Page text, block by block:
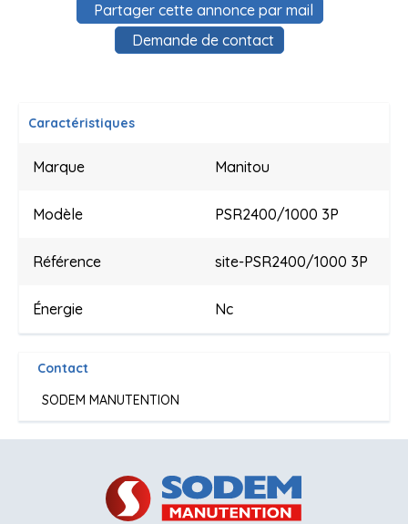
Demande de contact
Partager cette annonce par mail
Caractéristiques
Marque Manitou
Modèle PSR2400/1000 3P
Référence site-PSR2400/1000 3P
Énergie Nc
Contact
SODEM MANUTENTION